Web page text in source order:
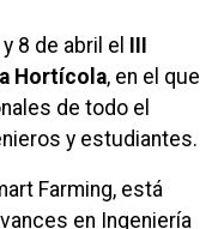
8 de abril el
Hortícola, en el que
de todo el
y estudiantes.
Farming, está
en Ingeniería